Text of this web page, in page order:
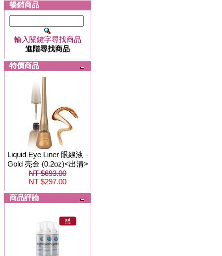
暢銷商品
輸入關鍵字尋找商品
進階尋找商品
特價商品
Liquid Eye Liner 眼線液 -
Gold 亮金 (0.2oz)<出清>
NT $693.00
NT $297.00
商品評論